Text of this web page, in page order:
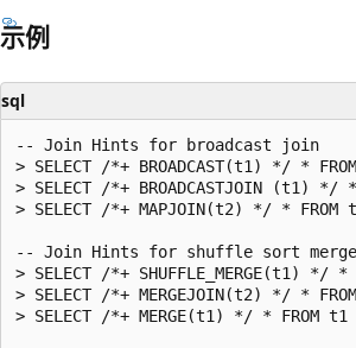
示例
sql
-- Join Hints for broadcast join
> SELECT /*+ BROADCAST(t1) */ *
> SELECT /*+ BROADCASTJOIN
> SELECT /*+ MAPJOIN(t2) */ *
-- Join Hints for shuffle sort
> SELECT /*+ SHUFFLE_MERGE(t1)
> SELECT /*+ MERGEJOIN(t2) */ *
> SELECT /*+ MERGE(t1) */ * FROM